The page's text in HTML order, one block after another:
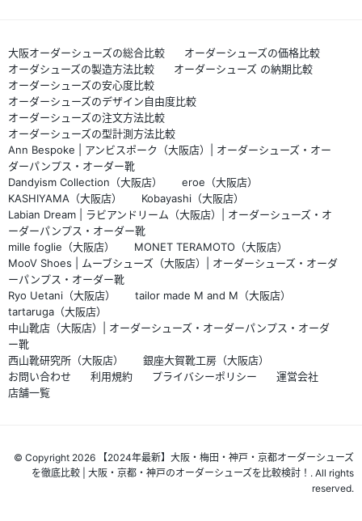
大阪オーダーシューズの総合比較
オーダーシューズの価格比較
オーダシューズの製造方法比較
オーダーシューズ の納期比較
オーダーシューズの安心度比較
オーダーシューズのデザイン自由度比較
オーダーシューズの注文方法比較
オーダーシューズの型計測方法比較
Ann Bespoke | アンビスポーク（大阪店）| オーダーシューズ・オー
ダーパンプス・オーダー靴
Dandyism Collection（大阪店）
eroe（大阪店）
KASHIYAMA（大阪店）
Kobayashi（大阪店）
Labian Dream | ラビアンドリーム（大阪店）| オーダーシューズ・オ
ーダーパンプス・オーダー靴
mille foglie（大阪店）
MONET TERAMOTO（大阪店）
MooV Shoes | ムーブシューズ（大阪店）| オーダーシューズ・オーダ
ーパンプス・オーダー靴
Ryo Uetani（大阪店）
tailor made M and M（大阪店）
tartaruga（大阪店）
中山靴店（大阪店）| オーダーシューズ・オーダーパンプス・オーダ
ー靴
西山靴研究所（大阪店）
銀座大賀靴工房（大阪店）
お問い合わせ
利用規約 プライバシーポリシー
運営会社
店舗一覧
© Copyright 2026 【2024年最新】大阪・梅田・神戸・京都オーダーシューズ
を徹底比較 | 大阪・京都・神戸のオーダーシューズを比較検討！. All rights
reserved.